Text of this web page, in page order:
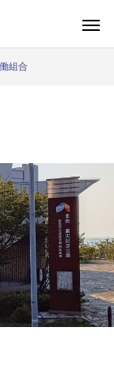
組合